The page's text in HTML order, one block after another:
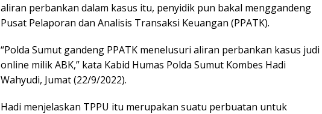
aliran perbankan dalam kasus itu, penyidik pun bakal menggandeng
Pusat Pelaporan dan Analisis Transaksi Keuangan (PPATK).
“Polda Sumut gandeng PPATK menelusuri aliran perbankan kasus judi
online milik ABK,” kata Kabid Humas Polda Sumut Kombes Hadi
Wahyudi, Jumat (22/9/2022).
Hadi menjelaskan TPPU itu merupakan suatu perbuatan untuk